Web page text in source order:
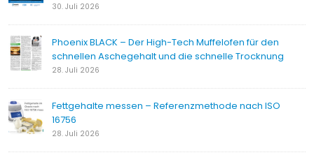
30. Juli 2026
Phoenix BLACK – Der High-Tech Muffelofen für den
schnellen Aschegehalt und die schnelle Trocknung
28. Juli 2026
Fettgehalte messen – Referenzmethode nach ISO
16756
28. Juli 2026